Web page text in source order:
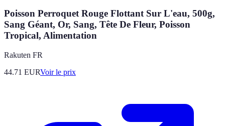
Poisson Perroquet Rouge Flottant Sur L'eau, 500g,
Sang Géant, Or, Sang, Tête De Fleur, Poisson
Tropical, Alimentation
Rakuten FR
44.71 EURVoir le prix